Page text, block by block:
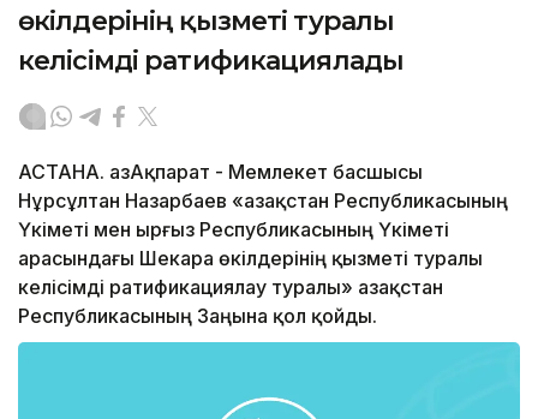
өкілдерінің қызметі туралы
келісімді ратификациялады
АСТАНА. ҚазАқпарат - Мемлекет басшысы
Нұрсұлтан Назарбаев «Қазақстан Республикасының
Үкіметі мен Қырғыз Республикасының Үкіметі
арасындағы Шекара өкілдерінің қызметі туралы
келісімді ратификациялау туралы» Қазақстан
Республикасының Заңына қол қойды.